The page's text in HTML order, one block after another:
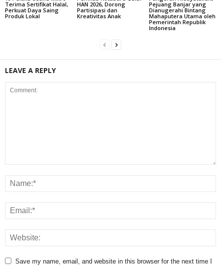
Terima Sertifikat Halal,
Perkuat Daya Saing
Produk Lokal
HAN 2026, Dorong
Partisipasi dan
Kreativitas Anak
Pejuang Banjar yang
Dianugerahi Bintang
Mahaputera Utama oleh
Pemerintah Republik
Indonesia
LEAVE A REPLY
Save my name, email, and website in this browser for the next time I